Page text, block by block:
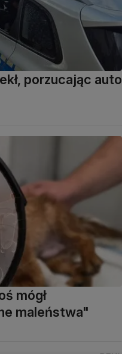
porzucając auto
mógł
maleństwa"